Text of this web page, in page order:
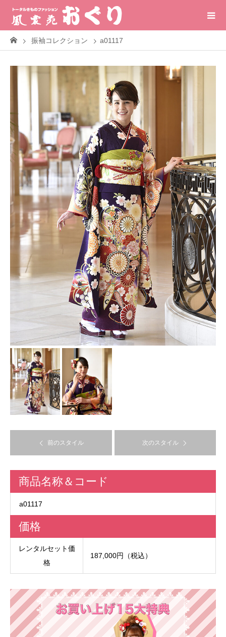
振袖コレクション a01117
前のスタイル 次のスタイル
商品名称＆コード
a01117
価格
レンタルセット価
格
187,000円（税込）